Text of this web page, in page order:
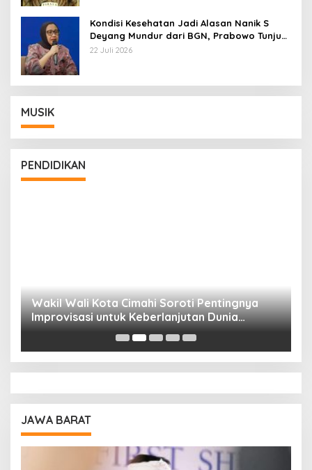
Kondisi Kesehatan Jadi Alasan Nanik S
Deyang Mundur dari BGN, Prabowo Tunjuk
Wamentan Sudaryono
22 Juli 2026
MUSIK
PENDIDIKAN
Wakil Wali Kota Cimahi Soroti Pentingnya
Improvisasi untuk Keberlanjutan Dunia
Pendidikan
JAWA BARAT